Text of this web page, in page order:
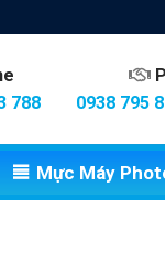
788
0938 795
Mực Máy